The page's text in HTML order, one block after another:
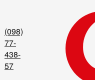
(098)
77-
438-
57